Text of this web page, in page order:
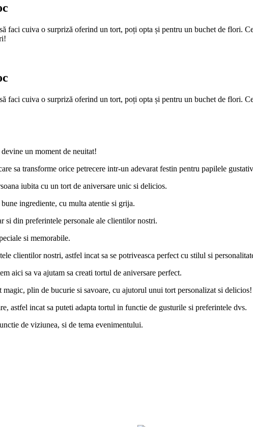
faci cuiva o surpriză oferind un tort, poți opta și pentru un buchet de flori.
faci cuiva o surpriză oferind un tort, poți opta și pentru un buchet de flori.
un moment de neuitat!
sa transforme orice petrecere intr-un adevarat festin pentru papilele
iubita cu un tort de aniversare unic si delicios.
ingrediente, cu multa atentie si grija.
si din preferintele personale ale clientilor nostri.
si memorabile.
clientilor nostri, astfel incat sa se potriveasca perfect cu stilul si
aici sa va ajutam sa creati tortul de aniversare perfect.
plin de bucurie si savoare, cu ajutorul unui tort personalizat si delicios!
astfel incat sa puteti adapta tortul in functie de gusturile si preferintele dvs.
de viziunea, si de tema evenimentului.